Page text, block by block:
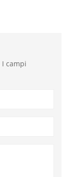
I campi